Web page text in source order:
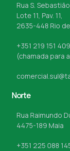
Rua S. Sebastião
Lote 11, Pav. 11,
2635-448 Rio
+351 219 151 409
(chamada para
Norte
Rua Raimundo
4475-189 Maia
+351 225 088